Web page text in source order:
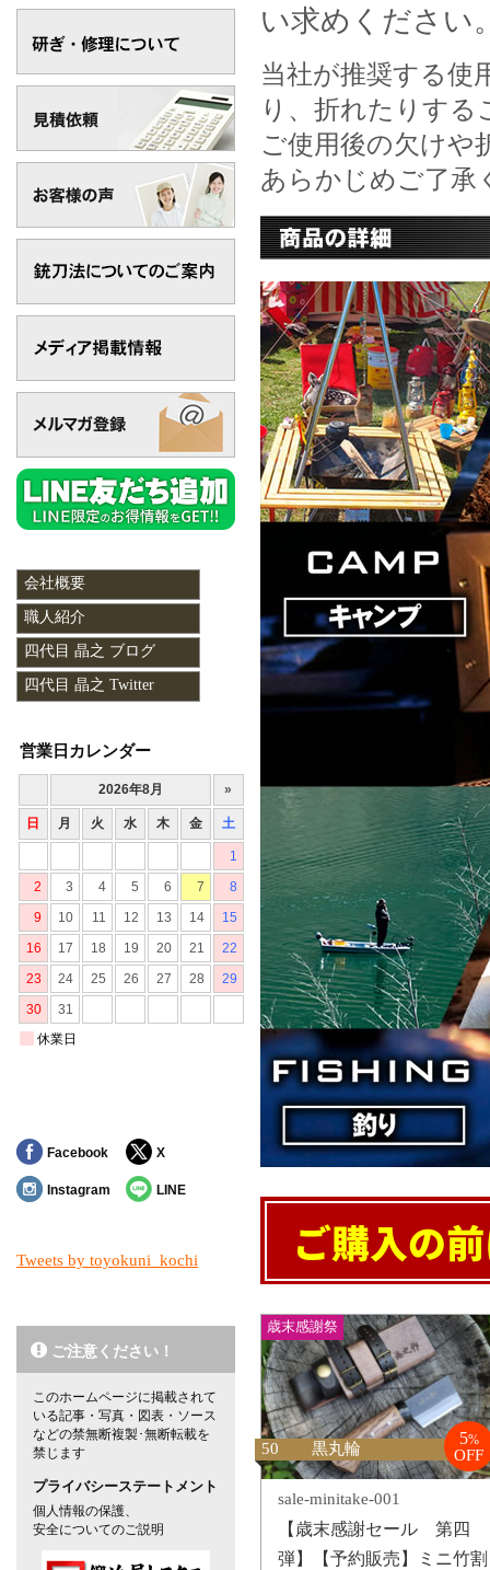
い求めください
当社が推奨する使
り、折れたりす
ご使用後の欠けや
あらかじめご了承
歳末感謝祭
50 黒丸輪
5%
OFF
sale-minitake-001
【歳末感謝セール 第四
弾】【予約販売】ミニ竹割
会社概要
職人紹介
四代目 晶之 ブログ
四代目 晶之 Twitter
営業日カレンダー
Facebook X
Instagram LINE
Tweets by toyokuni_kochi
ご注意ください！
このホームページに掲載されて
いる記事・写真・図表・ソース
などの禁無断複製･無断転載を
禁じます
プライバシーステートメント
個人情報の保護、
安全についてのご説明